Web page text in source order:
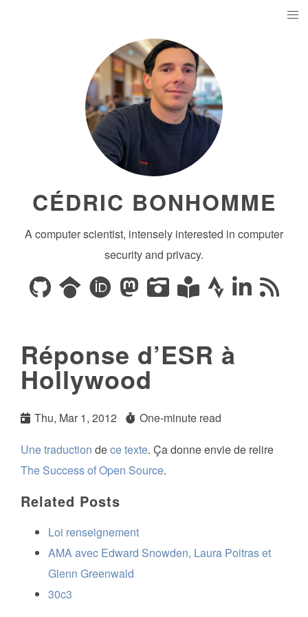
CÉDRIC BONHOMME
A computer scientist, intensely interested in computer
security and privacy.
Réponse d’ESR à
Hollywood
Thu, Mar 1, 2012
One-minute read
Une traduction dece texte. Ça donne envie de relire
The Success of Open Source.
Related Posts
Loi renseignement
AMA avec Edward Snowden, Laura Poitras et
Glenn Greenwald
30c3